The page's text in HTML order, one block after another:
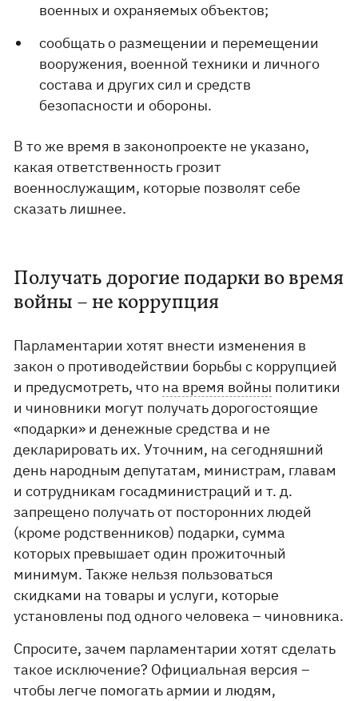
военных и охраняемых объектов;
сообщать о размещении и перемещении
вооружения, военной техники и личного
состава и других сил и средств
безопасности и обороны.
В то же время в законопроекте не указано,
какая ответственность грозит
военнослужащим, которые позволят себе
сказать лишнее.
Получать дорогие подарки во время
войны – не коррупция
Парламентарии хотят внести изменения в
закон о противодействии борьбы с коррупцией
и предусмотреть, что на время войны политики
и чиновники могут получать дорогостоящие
«подарки» и денежные средства и не
декларировать их. Уточним, на сегодняшний
день народным депутатам, министрам, главам
и сотрудникам госадминистраций и т. д.
запрещено получать от посторонних людей
(кроме родственников) подарки, сумма
которых превышает один прожиточный
минимум. Также нельзя пользоваться
скидками на товары и услуги, которые
установлены под одного человека – чиновника.
Спросите, зачем парламентарии хотят сделать
такое исключение? Официальная версия –
чтобы легче помогать армии и людям,